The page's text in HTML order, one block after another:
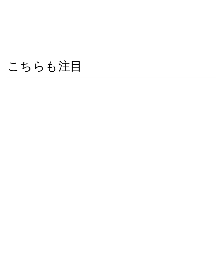
こちらも注目